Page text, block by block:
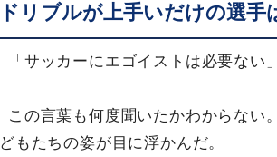
ドリブルが上手いだけの選手
「サッカーにエゴイストは必要ない」
この言葉も何度聞いたかわからない
どもたちの姿が目に浮かんだ。